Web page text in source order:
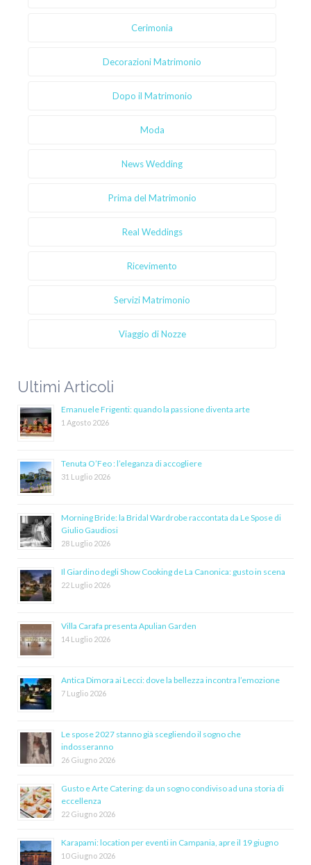
Cerimonia
Decorazioni Matrimonio
Dopo il Matrimonio
Moda
News Wedding
Prima del Matrimonio
Real Weddings
Ricevimento
Servizi Matrimonio
Viaggio di Nozze
Ultimi Articoli
Emanuele Frigenti: quando la passione diventa arte
1 Agosto 2026
Tenuta O’Feo : l’eleganza di accogliere
31 Luglio 2026
Morning Bride: la Bridal Wardrobe raccontata da Le Spose di
Giulio Gaudiosi
28 Luglio 2026
Il Giardino degli Show Cooking de La Canonica: gusto in scena
22 Luglio 2026
Villa Carafa presenta Apulian Garden
14 Luglio 2026
Antica Dimora ai Lecci: dove la bellezza incontra l’emozione
7 Luglio 2026
Le spose 2027 stanno già scegliendo il sogno che
indosseranno
26 Giugno 2026
Gusto e Arte Catering: da un sogno condiviso ad una storia di
eccellenza
22 Giugno 2026
Karapami: location per eventi in Campania, apre il 19 giugno
10 Giugno 2026